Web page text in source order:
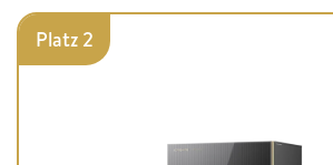
Platz 2